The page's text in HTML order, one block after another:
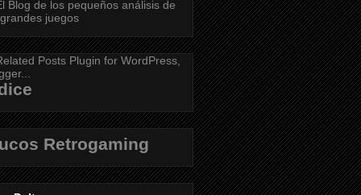
Retrogaming